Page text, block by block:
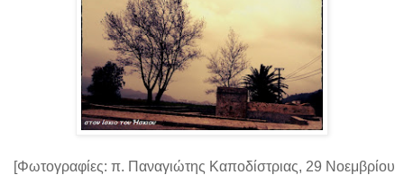
[Φωτογραφίες: π. Παναγιώτης Καποδίστριας, 29 Νοεμβρίου